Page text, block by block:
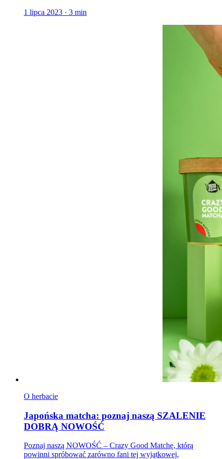
1 lipca 2023 · 3 min
O herbacie
Japońska matcha: poznaj naszą SZALENIE
DOBRĄ NOWOŚĆ
Poznaj naszą NOWOŚĆ – Crazy Good Matchę, którą
powinni spróbować zarówno fani tej wyjątkowej,